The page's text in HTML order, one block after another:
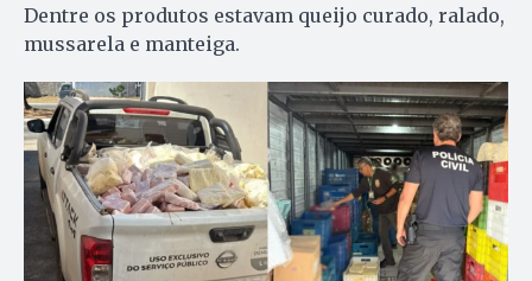
Dentre os produtos estavam queijo curado, ralado,
mussarela e manteiga.